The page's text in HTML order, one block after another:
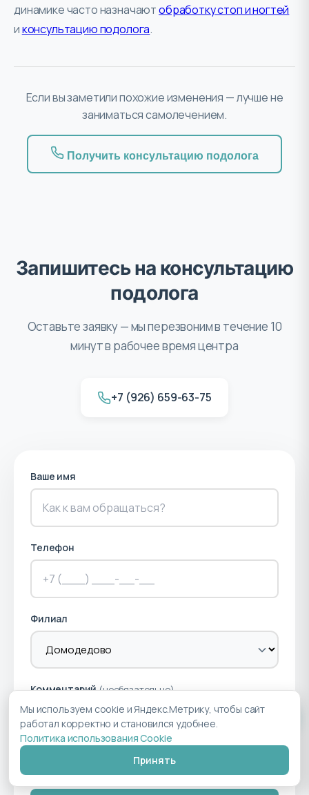
динамике часто назначаютобработку стоп и ногтей
иконсультацию подолога.
Если вы заметили похожие изменения — лучше не
заниматься самолечением.
Получить консультацию подолога
Запишитесь на консультацию
подолога
Оставьте заявку — мы перезвоним в течение 10
минут в рабочее время центра
+7 (926) 659-63-75
Ваше имя
Телефон
Филиал
Комментарий(необязательно)
Мы используем cookie и Яндекс.Метрику, чтобы сайт
работал корректно и становился удобнее.
Политика использования Cookie
Принять